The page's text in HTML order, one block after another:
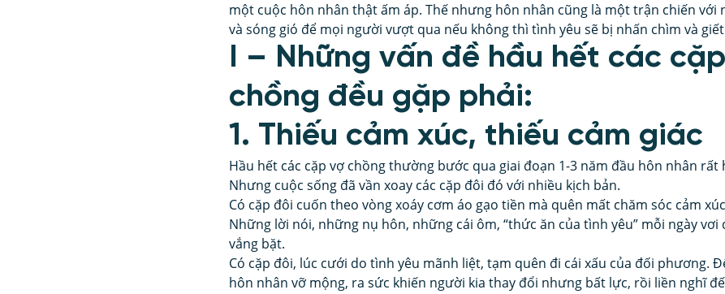
một cuộc hôn nhân thật ấm áp. Thế nhưng hôn nhân cũng là một trận chiến với
và sóng gió để mọi người vượt qua nếu không thì tình yêu sẽ bị nhấn chìm và
I – Những vấn đề hầu hết các
chồng đều gặp phải:
1. Thiếu cảm xúc, thiếu cảm giác
Hầu hết các cặp vợ chồng thường bước qua giai đoạn 1-3 năm đầu hôn nhân rất
Nhưng cuộc sống đã vần xoay các cặp đôi đó với nhiều kịch bản.
Có cặp đôi cuốn theo vòng xoáy cơm áo gạo tiền mà quên mất chăm sóc cảm
Những lời nói, những nụ hôn, những cái ôm, “thức ăn của tình yêu” mỗi ngày vơi
vắng bặt.
Có cặp đôi, lúc cưới do tình yêu mãnh liệt, tạm quên đi cái xấu của đối phương.
hôn nhân vỡ mộng, ra sức khiến người kia thay đổi nhưng bất lực, rồi liền nghĩ